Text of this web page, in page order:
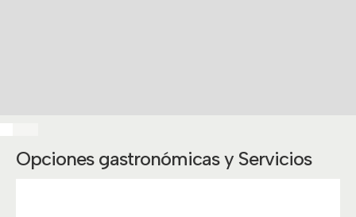
Opciones gastronómicas y Servicios